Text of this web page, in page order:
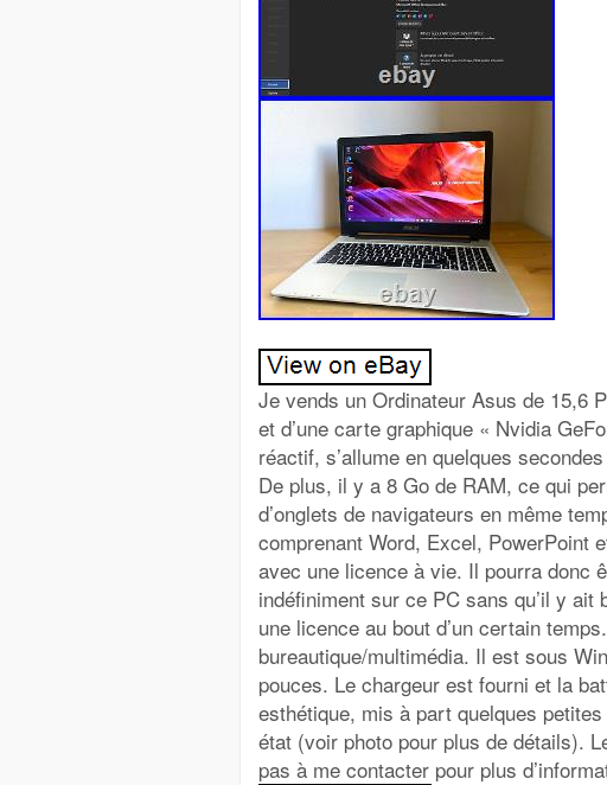
Je vends un Ordinateur Asus de 15,6
et d’une carte graphique « Nvidia
réactif, s’allume en quelques
De plus, il y a 8 Go de RAM, ce qui
d’onglets de navigateurs en même
comprenant Word, Excel, PowerPoint
avec une licence à vie. Il pourra donc
indéfiniment sur ce PC sans qu’il y
une licence au bout d’un certain
bureautique/multimédia. Il est sous
pouces. Le chargeur est fourni et la
esthétique, mis à part quelques
état (voir photo pour plus de détails).
pas à me contacter pour plus